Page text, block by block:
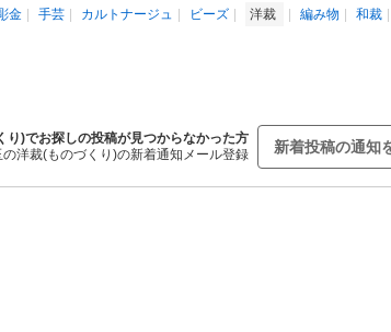
金 手芸 カルトナージュ ビーズ 洋裁 編み物 和裁
り)でお探しの投稿が見つからなかった方
の洋裁(ものづくり)の新着通知メール登録
新着投稿の通知